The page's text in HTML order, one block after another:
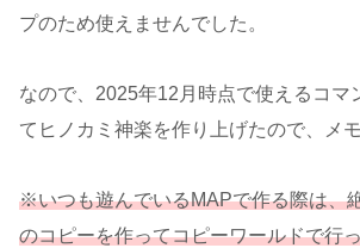
プのため使えませんでした。
なので、2025年12月時点で使えるコマ
てヒノカミ神楽を作り上げたので、メ
※いつも遊んでいるMAPで作る際は、
のコピーを作ってコピーワールドで行